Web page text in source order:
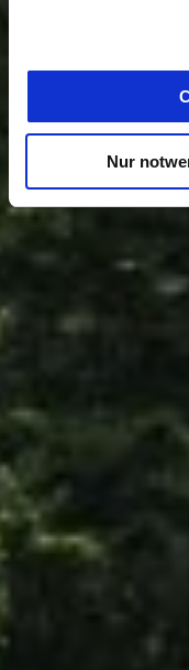
Nur